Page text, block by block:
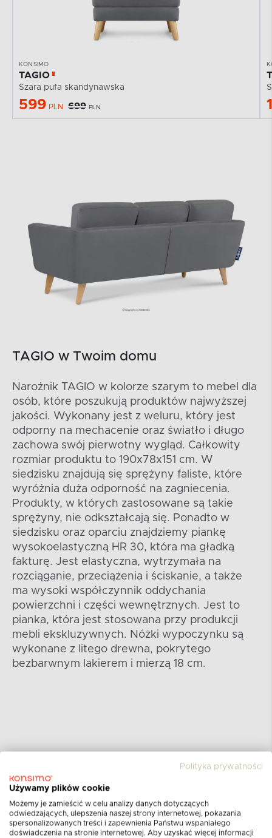
KONSIMO
TAGIO
Szara pufa skandynawska
599 PLN 699 PLN
TAGIO w Twoim domu
Narożnik TAGIO w kolorze szarym to mebel dla
osób, które poszukują produktów najwyższej
jakości. Wykonany jest z weluru, który jest
odporny na mechacenie oraz światło i długo
zachowa swój pierwotny wygląd. Całkowity
rozmiar produktu to 190x78x151 cm. W
siedzisku znajdują się sprężyny faliste, które
wyróżnia duża odporność na zagniecenia.
Produkty, w których zastosowane są takie
sprężyny, nie odkształcają się. Ponadto w
siedzisku oraz oparciu znajdziemy piankę
wysokoelastyczną HR 30, która ma gładką
fakturę. Jest elastyczna, wytrzymała na
rozciąganie, przeciążenia i ściskanie, a także
ma wysoki współczynnik oddychania
powierzchni i części wewnętrznych. Jest to
pianka, która jest stosowana przy produkcji
mebli ekskluzywnych. Nóżki wypoczynku są
wykonane z litego drewna, pokrytego
bezbarwnym lakierem i mierzą 18 cm.
Polityka prywatności
Używamy plików cookie
Możemy je zamieścić w celu analizy danych dotyczących
odwiedzających, ulepszenia naszej strony internetowej, pokazania
spersonalizowanych treści i zapewnienia Państwu wspaniałego
doświadczenia na stronie internetowej. Aby uzyskać więcej informacji